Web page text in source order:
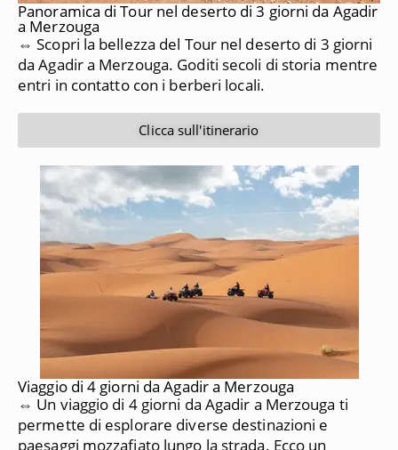
Panoramica di Tour nel deserto di 3 giorni da Agadir
a Merzouga
⇔ Scopri la bellezza del Tour nel deserto di 3 giorni
da Agadir a Merzouga. Goditi secoli di storia mentre
entri in contatto con i berberi locali.
Clicca sull'itinerario
Viaggio di 4 giorni da Agadir a Merzouga
⇔ Un viaggio di 4 giorni da Agadir a Merzouga ti
permette di esplorare diverse destinazioni e
paesaggi mozzafiato lungo la strada. Ecco un